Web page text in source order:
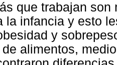
que trabajan
la infancia y esto
y
alimentos,